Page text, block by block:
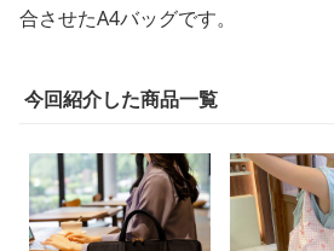
合させたA4バッグです。
今回紹介した商品一覧